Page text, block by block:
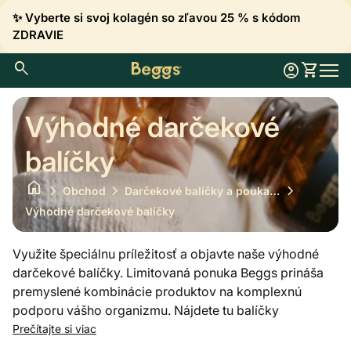
✨ Vyberte si svoj kolagén so zľavou 25 % s kódom
ZDRAVIE
search home Konto
account_circleshopping_cart
Výhodné darčekové
balíčky
homechevron_right Obchod chevron_right Darčekové balíčky a poukazychevron_right
Výhodné darčekové balíčky
Využite špeciálnu príležitosť a objavte naše výhodné
darčekové balíčky. Limitovaná ponuka Beggs prináša
premyslené kombinácie produktov na komplexnú
podporu vášho organizmu. Nájdete tu balíčky
zamerané na energiu a pokojný spánok, synergické
spojenie horčíka s omega-3 pre každodennú vitalitu
Prečítajte si viac